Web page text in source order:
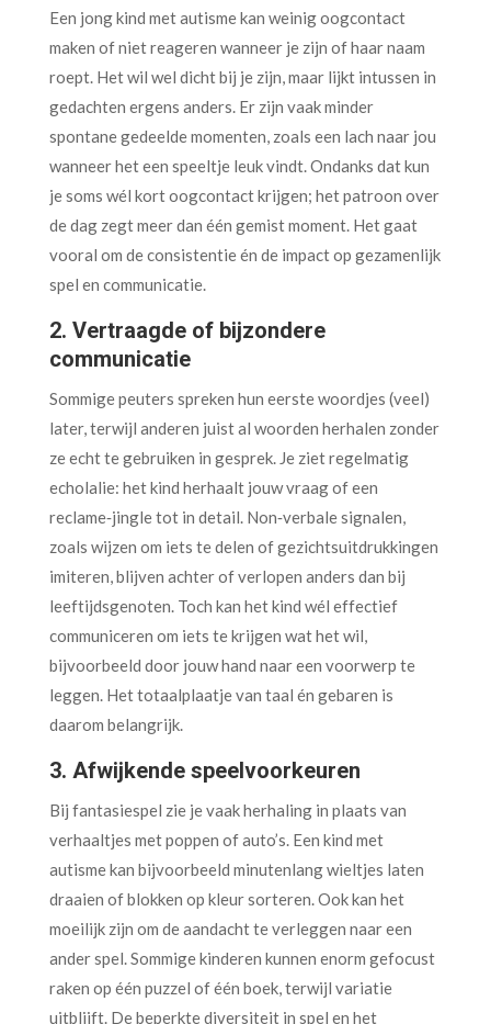
Een jong kind met autisme kan weinig oogcontact
maken of niet reageren wanneer je zijn of haar naam
roept. Het wil wel dicht bij je zijn, maar lijkt intussen in
gedachten ergens anders. Er zijn vaak minder
spontane gedeelde momenten, zoals een lach naar jou
wanneer het een speeltje leuk vindt. Ondanks dat kun
je soms wél kort oogcontact krijgen; het patroon over
de dag zegt meer dan één gemist moment. Het gaat
vooral om de consistentie én de impact op gezamenlijk
spel en communicatie.
2. Vertraagde of bijzondere
communicatie
Sommige peuters spreken hun eerste woordjes (veel)
later, terwijl anderen juist al woorden herhalen zonder
ze echt te gebruiken in gesprek. Je ziet regelmatig
echolalie: het kind herhaalt jouw vraag of een
reclame‑jingle tot in detail. Non‑verbale signalen,
zoals wijzen om iets te delen of gezichtsuitdrukkingen
imiteren, blijven achter of verlopen anders dan bij
leeftijdsgenoten. Toch kan het kind wél effectief
communiceren om iets te krijgen wat het wil,
bijvoorbeeld door jouw hand naar een voorwerp te
leggen. Het totaalplaatje van taal én gebaren is
daarom belangrijk.
3. Afwijkende speelvoorkeuren
Bij fantasiespel zie je vaak herhaling in plaats van
verhaaltjes met poppen of auto’s. Een kind met
autisme kan bijvoorbeeld minutenlang wieltjes laten
draaien of blokken op kleur sorteren. Ook kan het
moeilijk zijn om de aandacht te verleggen naar een
ander spel. Sommige kinderen kunnen enorm gefocust
raken op één puzzel of één boek, terwijl variatie
uitblijft. De beperkte diversiteit in spel en het